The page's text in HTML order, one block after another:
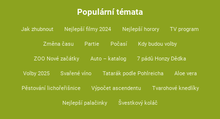
Populární témata
Jak zhubnout Nejlepší filmy 2024 Nejlepší horory TV program
Změna času Partie Počasí Kdy budou volby
ZOO Nové začátky Auto – katalog 7 pádů Honzy Dědka
Volby 2025 Svařené víno Tatarák podle Pohlreicha Aloe vera
Pěstování lichořeřišnice Výpočet ascendentu Tvarohové knedlíky
Nejlepší palačinky Švestkový koláč